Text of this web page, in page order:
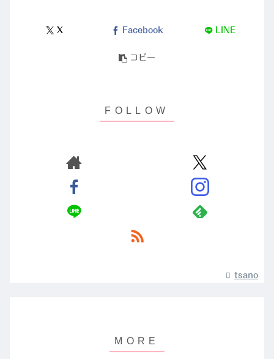
X Facebook LINE
コピー
tsano